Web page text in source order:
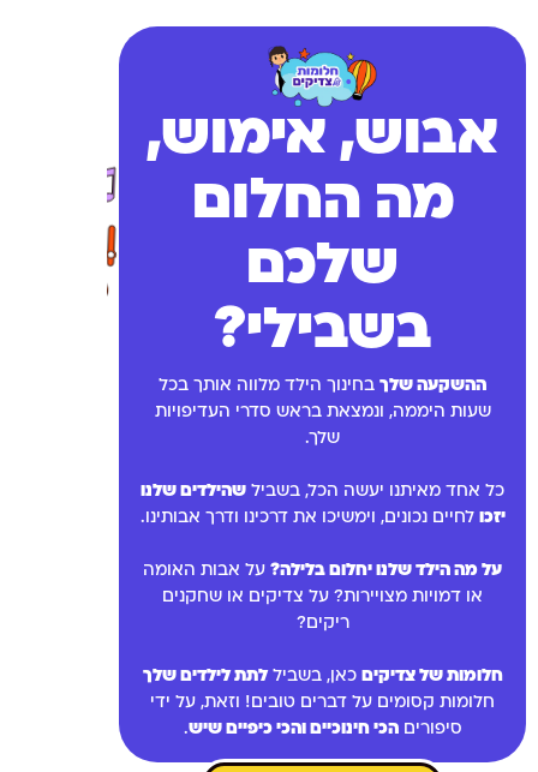
אבוש, אימוש,
מה החלום
שלכם
בשבילי?
ההשקעה שלך בחינוך הילד מלווה אותך בכל
שעות היממה, ונמצאת בראש סדרי העדיפויות
שלך.
כל אחד מאיתנו יעשה הכל, בשביל שהילדים שלנו
יזכו
לחיים נכונים, וימשיכו את דרכינו ודרך אבותינו.
על מה הילד שלנו יחלום בלילה? על אבות האומה
או דמויות מצויירות? על צדיקים או שחקנים
ריקים?
חלומות של צדיקים כאן, בשביללתת לילדים שלך
חלומות קסומים על דברים טובים! וזאת, על ידי
סיפוריםהכי חינוכיים והכי כיפיים שיש.